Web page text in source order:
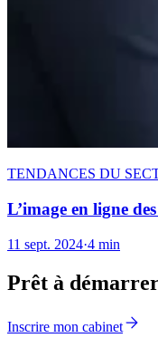
TENDANCES DU
L’image en ligne
11 sept. 2024·4 min
Prêt à
Inscrire mon cabinet